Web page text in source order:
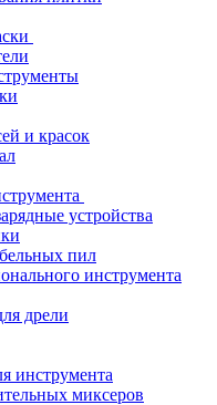
и красок
устройства
пил
инструмента
дрели
инструмента
миксеров